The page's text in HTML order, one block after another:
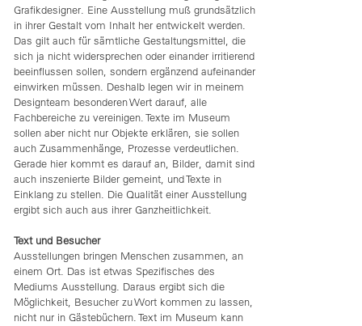
Grafikdesigner. Eine Ausstellung muß grundsätzlich
in ihrer Gestalt vom Inhalt her entwickelt werden.
Das gilt auch für sämtliche Gestaltungsmittel, die
sich ja nicht widersprechen oder einander irritierend
beeinflussen sollen, sondern ergänzend aufeinander
einwirken müssen. Deshalb legen wir in meinem
Designteam besonderen Wert darauf, alle
Fachbereiche zu vereinigen. Texte im Museum
sollen aber nicht nur Objekte erklären, sie sollen
auch Zusammenhänge, Prozesse verdeutlichen.
Gerade hier kommt es darauf an, Bilder, damit sind
auch inszenierte Bilder gemeint, und Texte in
Einklang zu stellen. Die Qualität einer Ausstellung
ergibt sich auch aus ihrer Ganzheitlichkeit.
Text und Besucher
Ausstellungen bringen Menschen zusammen, an
einem Ort. Das ist etwas Spezifisches des
Mediums Ausstellung. Daraus ergibt sich die
Möglichkeit, Besucher zu Wort kommen zu lassen,
nicht nur in Gästebüchern. Text im Museum kann